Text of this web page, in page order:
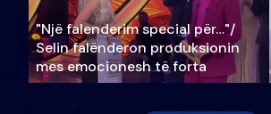
"Një falenderim special për…"/
Selin falënderon produksionin
mes emocionesh të forta